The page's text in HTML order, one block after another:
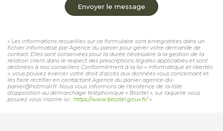
Envoyer le message
« Les informations recueillies sur ce formulaire sont enregistrées dans un
fichier informatisé par Agence du panier pour gérer votre demande de
contact. Elles sont conservées pour la durée nécessaire à la gestion de la
relation client dans le respect des prescriptions légales applicables et sont
destinées à nos conseillers Conformément à la loi « informatique et libertés
», vous pouvez exercer votre droit d'accès aux données vous concernant et
les faire rectifier en contactant Agence du panier agence-du-
panier@hotmail.fr. Nous vous informons de l'existence de la liste
d'opposition au démarchage téléphonique « Bloctel », sur laquelle vous
pouvez vous inscrire ici : https://www.bloctel.gouv.fr/»